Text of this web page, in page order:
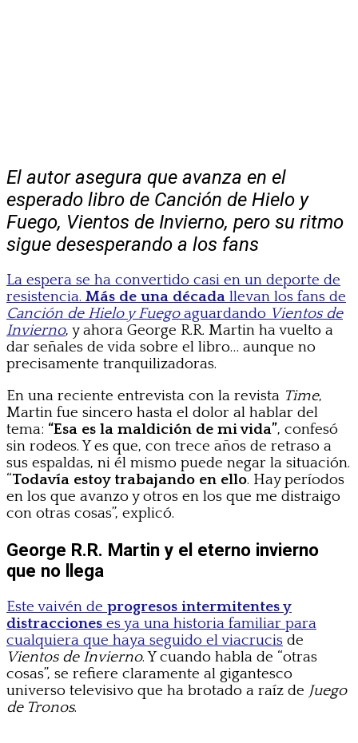
El autor asegura que avanza en el
esperado libro de Canción de Hielo y
Fuego, Vientos de Invierno, pero su ritmo
sigue desesperando a los fans
La espera se ha convertido casi en un deporte de
resistencia. Más de una década llevan los fans de
Canción de Hielo y Fuegoaguardando Vientos de
Invierno, y ahora George R.R. Martin ha vuelto a
dar señales de vida sobre el libro… aunque no
precisamente tranquilizadoras.
En una reciente entrevista con la revista Time,
Martin fue sincero hasta el dolor al hablar del
tema: “Esa es la maldición de mi vida”, confesó
sin rodeos. Y es que, con trece años de retraso a
sus espaldas, ni él mismo puede negar la situación.
“Todavía estoy trabajando en ello. Hay períodos
en los que avanzo y otros en los que me distraigo
con otras cosas”, explicó.
George R.R. Martin y el eterno invierno
que no llega
Este vaivén de progresos intermitentes y
distracciones es ya una historia familiar para
cualquiera que haya seguido el viacrucis de
Vientos de Invierno. Y cuando habla de “otras
cosas”, se refiere claramente al gigantesco
universo televisivo que ha brotado a raíz de Juego
de Tronos.